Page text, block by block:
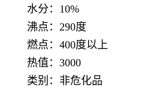
水分：10%
沸点：290度
燃点：400度以上
热值：3000
类别：非危化品